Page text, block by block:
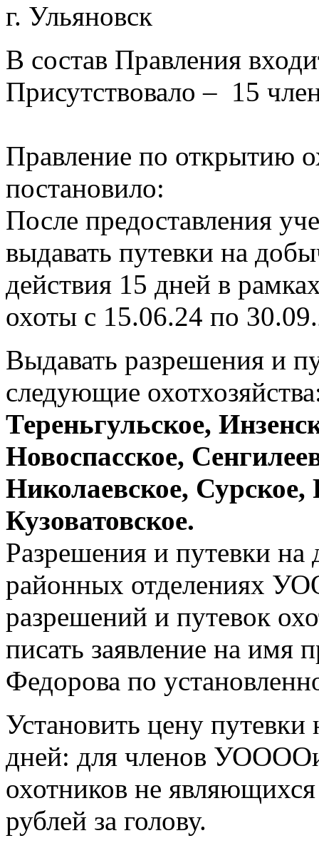
г. Ульяновск
В состав Правления
Присутствовало – 15
Правление по открытию
постановило:
После предоставления
выдавать путевки на
действия 15 дней в
охоты с 15.06.24 по
Выдавать разрешения и
следующие
Тереньгульское,
Новоспасское,
Николаевское, Сурское,
Кузоватовское.
Разрешения и путевки на
районных отделениях
разрешений и путевок
писать заявление на
Федорова по
Установить цену путевки
дней: для членов
охотников не
рублей за голову.